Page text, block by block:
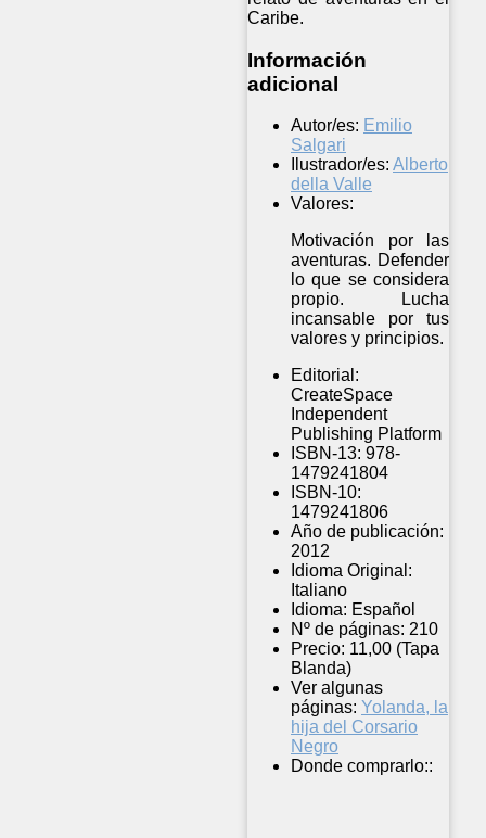
Caribe.
Información
adicional
Autor/es: Emilio
Salgari
Ilustrador/es: Alberto
della Valle
Valores:
Motivación por las
aventuras. Defender
lo que se considera
propio. Lucha
incansable por tus
valores y principios.
Editorial:
CreateSpace
Independent
Publishing Platform
ISBN-13: 978-
1479241804
ISBN-10:
1479241806
Año de publicación:
2012
Idioma Original:
Italiano
Idioma: Español
Nº de páginas: 210
Precio: 11,00 (Tapa
Blanda)
Ver algunas
páginas: Yolanda, la
hija del Corsario
Negro
Donde comprarlo::